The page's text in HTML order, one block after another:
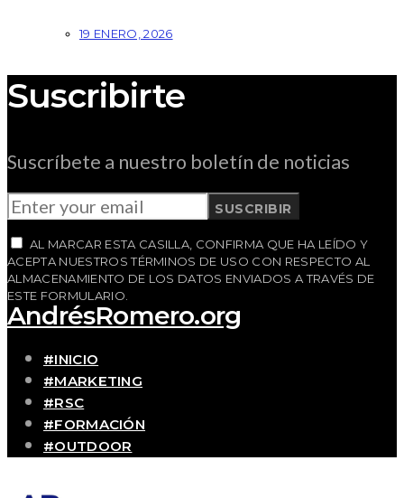
19 ENERO, 2026
Suscribirte
Suscríbete a nuestro boletín de noticias
SUSCRIBIR
AL MARCAR ESTA CASILLA, CONFIRMA QUE HA LEÍDO Y
ACEPTA NUESTROS TÉRMINOS DE USO CON RESPECTO AL
ALMACENAMIENTO DE LOS DATOS ENVIADOS A TRAVÉS DE
ESTE FORMULARIO.
AndrésRomero.org
#INICIO
#MARKETING
#RSC
#FORMACIÓN
#OUTDOOR